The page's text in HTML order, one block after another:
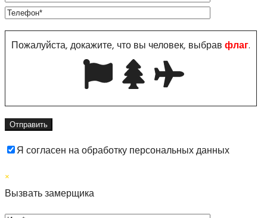
Пожалуйста, докажите, что вы человек, выбравфлаг.
Я согласен на обработку персональных данных
×
Вызвать замерщика